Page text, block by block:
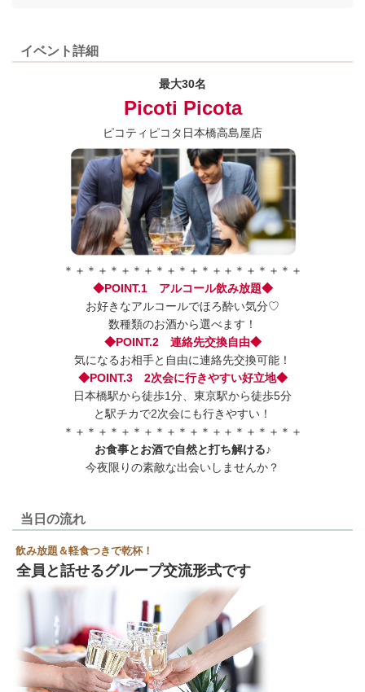
イベント詳細
最大30名
Picoti Picota
ピコティピコタ日本橋高島屋店
＊＋＊＋＊＋＊＋＊＋＊＋＊＋＋＊＋＊＋＊＋
◆POINT.1 アルコール飲み放題◆
お好きなアルコールでほろ酔い気分♡
数種類のお酒から選べます！
◆POINT.2 連絡先交換自由◆
気になるお相手と自由に連絡先交換可能！
◆POINT.3 2次会に行きやすい好立地◆
日本橋駅から徒歩1分、東京駅から徒歩5分
と駅チカで2次会にも行きやすい！
＊＋＊＋＊＋＊＋＊＋＊＋＊＋＋＊＋＊＋＊＋
お食事とお酒で自然と打ち解ける♪
今夜限りの素敵な出会いしませんか？
当日の流れ
飲み放題＆軽食つきで乾杯！
全員と話せるグループ交流形式です